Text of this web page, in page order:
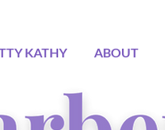
KATHY ABOUT